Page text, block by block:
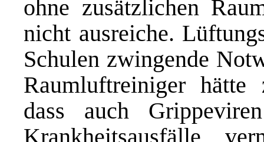
ohne zusätzlichen
nicht ausreiche.
Schulen zwingende
Raumluftreiniger
dass auch
Krankheitsausfälle